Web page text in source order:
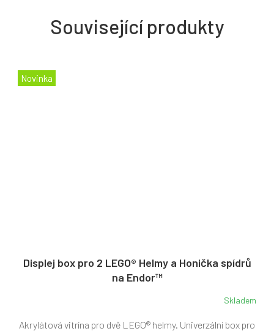
Související produkty
Novinka
Displej box pro 2 LEGO® Helmy a Honička spídrů
na Endor™
Skladem
Akrylátová vitrína pro dvě LEGO® helmy. Univerzální box pro